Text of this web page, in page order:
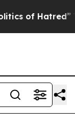
The Story